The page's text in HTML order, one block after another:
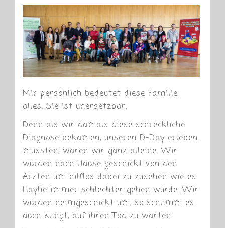
Mir persönlich bedeutet diese Familie
alles. Sie ist unersetzbar.
Denn als wir damals diese schreckliche
Diagnose bekamen, unseren D-Day erleben
mussten, waren wir ganz alleine. Wir
wurden nach Hause geschickt von den
Ärzten um hilflos dabei zu zusehen wie es
Haylie immer schlechter gehen würde. Wir
wurden heimgeschickt um, so schlimm es
auch klingt, auf ihren Tod zu warten.